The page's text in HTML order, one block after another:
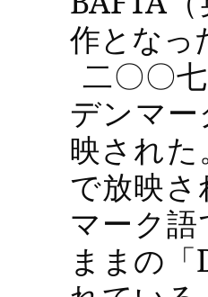
作となっ
二〇〇
デンマ
映され
で放映
マーク
ままの「